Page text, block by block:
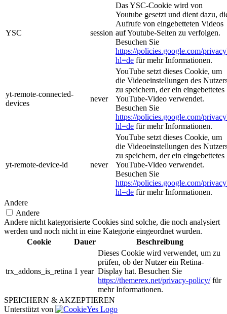
YSC session
Das YSC-Cookie wird von
Youtube gesetzt und dient dazu,
Aufrufe von eingebetteten Videos
auf Youtube-Seiten zu verfolgen.
Besuchen Sie
https://policies.google.com/
hl=de für mehr Informationen.
yt-remote-connected-
devices
never
YouTube setzt dieses Cookie, um
die Videoeinstellungen des
zu speichern, der ein eingebettetes
YouTube-Video verwendet.
Besuchen Sie
https://policies.google.com/
hl=de für mehr Informationen.
yt-remote-device-id never
YouTube setzt dieses Cookie, um
die Videoeinstellungen des
zu speichern, der ein eingebettetes
YouTube-Video verwendet.
Besuchen Sie
https://policies.google.com/
hl=de für mehr Informationen.
Andere
Andere
Andere nicht kategorisierte Cookies sind solche, die noch analysiert
werden und noch nicht in eine Kategorie eingeordnet wurden.
Cookie
Dauer Beschreibung
trx_addons_is_retina 1 year
Dieses Cookie wird verwendet, um zu
prüfen, ob der Nutzer ein Retina-
Display hat. Besuchen Sie
https://themerex.net/privacy-policy/für
mehr Informationen.
SPEICHERN & AKZEPTIEREN
Unterstützt von